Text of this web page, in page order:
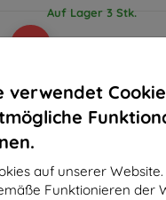
verwendet
auf unserer Website.
Funktionieren der
Auf Lager 3 Stk.